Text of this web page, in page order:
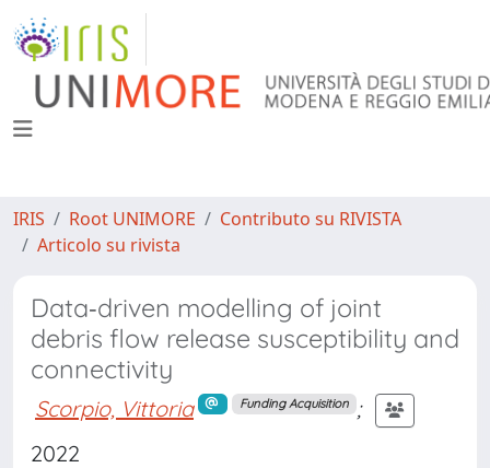
IRIS Root UNIMORE
Contributo su RIVISTA
Articolo su rivista
Data‐driven modelling of joint
debris flow release susceptibility and
connectivity
Scorpio, Vittoria Funding Acquisition
;
2022